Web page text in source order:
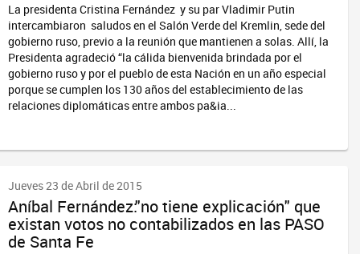
La presidenta Cristina Fernández y su par Vladimir Putin
intercambiaron saludos en el Salón Verde del Kremlin, sede del
gobierno ruso, previo a la reunión que mantienen a solas. Allí, la
Presidenta agradeció “la cálida bienvenida brindada por el
gobierno ruso y por el pueblo de esta Nación en un año especial
porque se cumplen los 130 años del establecimiento de las
relaciones diplomáticas entre ambos pa&ia...
Jueves 23 de Abril de 2015
Aníbal Fernández:"no tiene explicación" que
existan votos no contabilizados en las PASO
de Santa Fe